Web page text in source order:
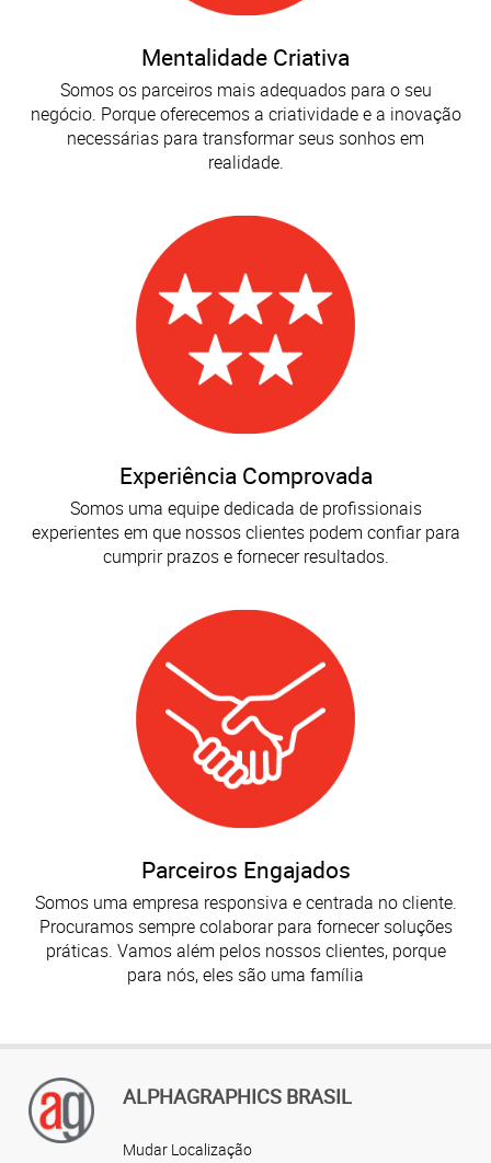
Mentalidade Criativa
Somos os parceiros mais adequados para o seu
negócio. Porque oferecemos a criatividade e a inovação
necessárias para transformar seus sonhos em
realidade.
Experiência Comprovada
Somos uma equipe dedicada de profissionais
experientes em que nossos clientes podem confiar para
cumprir prazos e fornecer resultados.
Parceiros Engajados
Somos uma empresa responsiva e centrada no cliente.
Procuramos sempre colaborar para fornecer soluções
práticas. Vamos além pelos nossos clientes, porque
para nós, eles são uma família
ALPHAGRAPHICS BRASIL
Mudar Localização